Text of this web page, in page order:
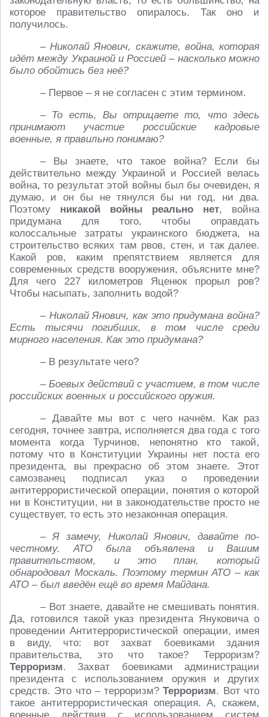
которое правительство опиралось. Так оно и
получилось.
– Николай Янович, скажите, война, которая
идёт между Украиной и Россией – насколько можно
было обойтись без неё?
– Первое – я не согласен с этим термином.
– То есть, Вы отрицаете то, что здесь
принимают участие российские кадровые
военные, я правильно понимаю?
– Вы знаете, что такое война? Если бы
действительно между Украиной и Россией велась
война, то результат этой войны был бы очевиден, я
думаю, и он бы не тянулся бы ни год, ни два.
Поэтому никакой войны реально нет, война
придумана для того, чтобы оправдать
колоссальные затраты украинского бюджета, на
строительство всяких там рвов, стен, и так далее.
Какой ров, каким препятствием является для
современных средств вооружения, объясните мне?
Для чего 227 километров Яценюк прорыл ров?
Чтобы насыпать, заполнить водой?
– Николай Янович, как это придумана война?
Есть тысячи погибших, в том числе среди
мирного населения. Как это придумана?
– В результате чего?
– Боевых действий с участием, в том числе
российских военных и российского оружия.
– Давайте мы вот с чего начнём. Как раз
сегодня, точнее завтра, исполняется два года с того
момента когда Турчинов, непонятно кто такой,
потому что в Конституции Украины нет поста его
президента, вы прекрасно об этом знаете. Этот
самозванец подписал указ о проведении
антитеррористической операции, понятия о которой
ни в Конституции, ни в законодательстве просто не
существует, то есть это незаконная операция.
– Я замечу, Николай Янович, давайте по-
честному. АТО была объявлена и Вашим
правительством, и это план, который
обнародовал Москаль. Поэтому термин АТО – как
АТО – был введён ещё во время Майдана.
– Вот знаете, давайте не смешивать понятия.
Да, готовился такой указ президента Януковича о
проведении Антитеррористической операции, имея
в виду, что: вот захват боевиками здания
правительства, это что такое? Терроризм?
Терроризм. Захват боевиками администрации
президента с использованием оружия и других
средств. Это что – терроризм?Терроризм. Вот что
такое антитеррористическая операция. А, скажем,